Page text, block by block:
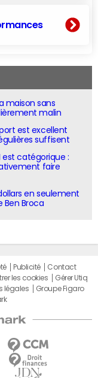
maison sans
malin
est excellent
suffisent
est catégorique :
faire
en seulement
Ben Broca
Publicité
Contact
les cookies
Gérer Utiq
légales
Groupe Figaro